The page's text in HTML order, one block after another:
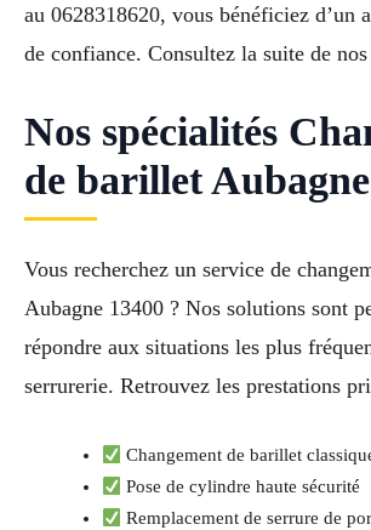
au 0628318620, vous bénéficiez d’un
de confiance. Consultez la suite de
Nos spécialités
de barillet Aubagne
Vous recherchez un service de
Aubagne 13400 ? Nos solutions sont
répondre aux situations les plus
serrurerie. Retrouvez les prestations
Changement de barillet
Pose de cylindre haute sécurité
Remplacement de serrure de